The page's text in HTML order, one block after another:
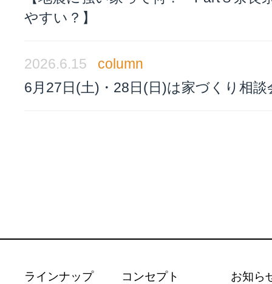
やすい？】
2026.6.15
column
6月27日(土)・28日(日)は家づくり相談
ラインナップ
コンセプト
お知ら